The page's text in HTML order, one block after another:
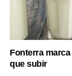
Fonterra
que subir